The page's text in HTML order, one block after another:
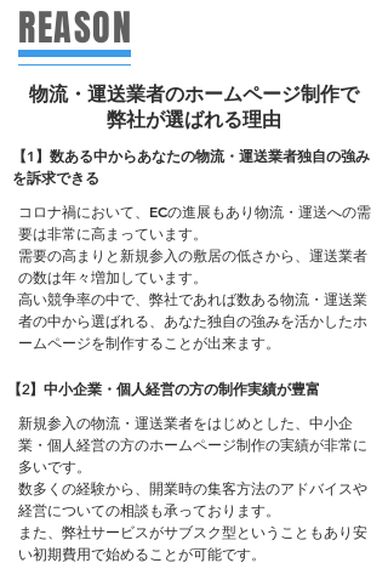
REASON
物流・運送業者のホームページ制作で
弊社が選ばれる理由
【1】数ある中からあなたの物流・運送業者独自の強み
を訴求できる
コロナ禍において、ECの進展もあり物流・運送への需
要は非常に高まっています。
需要の高まりと新規参入の敷居の低さから、運送業者
の数は年々増加しています。
高い競争率の中で、弊社であれば数ある物流・運送業
者の中から選ばれる、あなた独自の強みを活かしたホ
ームページを制作することが出来ます。
【2】中小企業・個人経営の方の制作実績が豊富
新規参入の物流・運送業者をはじめとした、中小企
業・個人経営の方のホームページ制作の実績が非常に
多いです。
数多くの経験から、開業時の集客方法のアドバイスや
経営についての相談も承っております。
また、弊社サービスがサブスク型ということもあり安
い初期費用で始めることが可能です。